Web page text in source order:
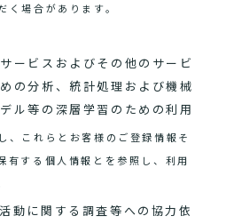
く場合があります。
ービスおよびその他のサービ
の分析、統計処理および機械
ル等の深層学習のための利用
、これらとお客様のご登録情報そ
有する個人情報とを参照し、利用
動に関する調査等への協力依